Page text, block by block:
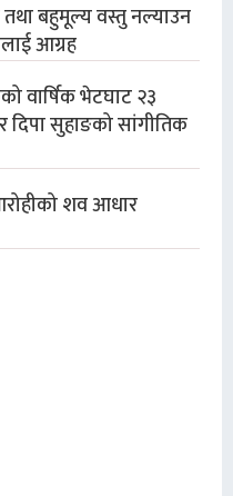
बहुमूल्य वस्तु नल्याउन
आग्रह
वार्षिक भेटघाट २३
दिपा सुहाङको सांगीतिक
शव आधार